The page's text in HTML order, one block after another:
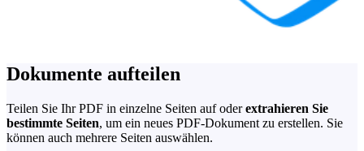
Dokumente aufteilen
Teilen Sie Ihr PDF in einzelne Seiten auf oderextrahieren Sie
bestimmte Seiten, um ein neues PDF-Dokument zu erstellen. Sie
können auch mehrere Seiten auswählen.